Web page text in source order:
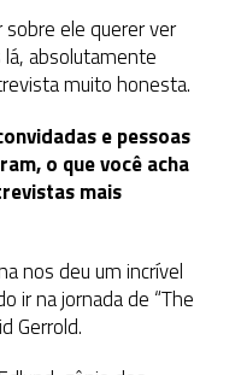
ele querer ver
absolutamente
muito honesta.
e pessoas
o que você acha
mais
nos deu um incrível
ir na jornada de “The
Gerrold.